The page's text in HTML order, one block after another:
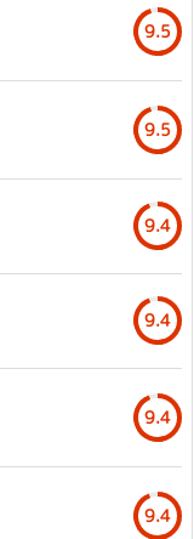
9.5
9.5
9.4
9.4
9.4
9.4